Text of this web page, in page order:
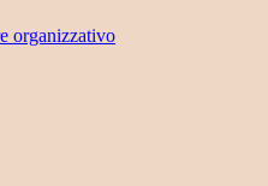
organizzativo